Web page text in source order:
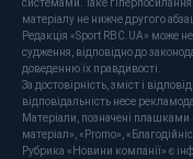
системами. Таке
матеріалу не нижче другого
Редакція «Sport RBC.UA» може
судження, відповідно до
доведенню їх правдивості.
За достовірність, зміст і
відповідальність несе
Матеріали, позначені плашками
матеріал», «Promo»,
Рубрика «Новини компанії» є